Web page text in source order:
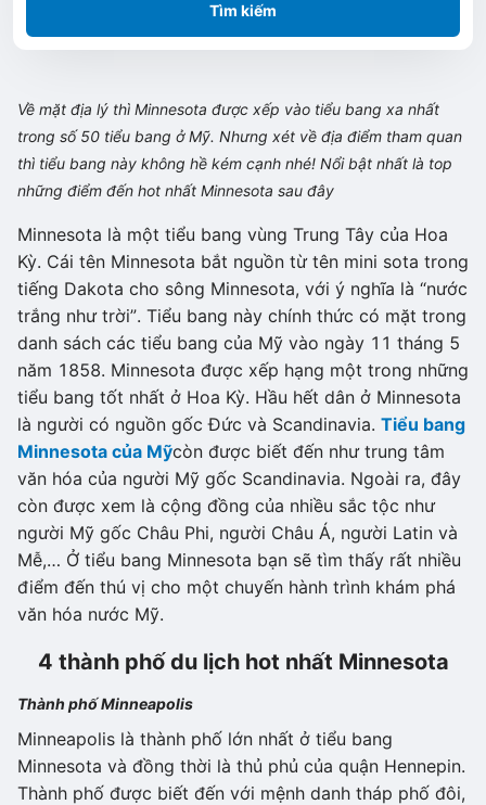
Tìm kiếm
Về mặt địa lý thì Minnesota được xếp vào tiểu bang xa nhất
trong số 50 tiểu bang ở Mỹ. Nhưng xét về địa điểm tham quan
thì tiểu bang này không hề kém cạnh nhé! Nổi bật nhất là top
những điểm đến hot nhất Minnesota sau đây
Minnesota là một tiểu bang vùng Trung Tây của Hoa
Kỳ. Cái tên Minnesota bắt nguồn từ tên mini sota trong
tiếng Dakota cho sông Minnesota, với ý nghĩa là “nước
trắng như trời”. Tiểu bang này chính thức có mặt trong
danh sách các tiểu bang của Mỹ vào ngày 11 tháng 5
năm 1858. Minnesota được xếp hạng một trong những
tiểu bang tốt nhất ở Hoa Kỳ. Hầu hết dân ở Minnesota
là người có nguồn gốc Đức và Scandinavia. Tiểu bang
Minnesota của Mỹcòn được biết đến như trung tâm
văn hóa của người Mỹ gốc Scandinavia. Ngoài ra, đây
còn được xem là cộng đồng của nhiều sắc tộc như
người Mỹ gốc Châu Phi, người Châu Á, người Latin và
Mễ,… Ở tiểu bang Minnesota bạn sẽ tìm thấy rất nhiều
điểm đến thú vị cho một chuyến hành trình khám phá
văn hóa nước Mỹ.
4 thành phố du lịch hot nhất Minnesota
Thành phố Minneapolis
Minneapolis là thành phố lớn nhất ở tiểu bang
Minnesota và đồng thời là thủ phủ của quận Hennepin.
Thành phố được biết đến với mệnh danh tháp phố đôi,